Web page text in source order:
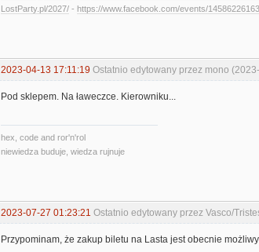
LostParty.pl/2027/ - https://www.facebook.com/events/
2023-04-13 17:11:19 Ostatnio edytowany przez mono
Pod sklepem. Na ławeczce. Kierowniku...
hex, code and ror'n'rol
niewiedza buduje, wiedza rujnuje
2023-07-27 01:23:21 Ostatnio edytowany przez Vasco/
Przypominam, że zakup biletu na Lasta jest obecnie